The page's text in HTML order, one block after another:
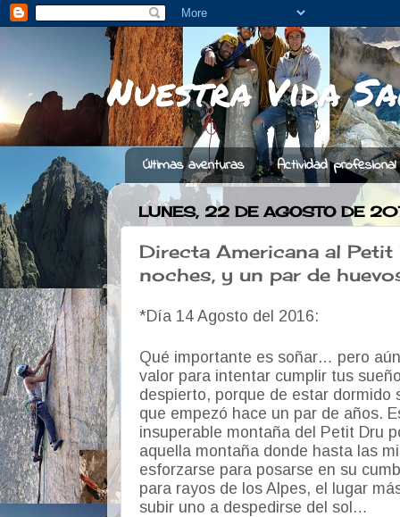
Nuestra Vida
Últimas aventuras Actividad profesional
LUNES, 22 DE AGOSTO DE
Directa Americana al Petit
noches, y un par de
*Día 14 Agosto del 2016:
Qué importante es soñar… pero
valor para intentar cumplir tus
despierto, porque de estar
que empezó hace un par de años.
insuperable montaña del Petit Dru
aquella montaña donde hasta las
esforzarse para posarse en su
para rayos de los Alpes, el lugar
subir uno a despedirse del sol…